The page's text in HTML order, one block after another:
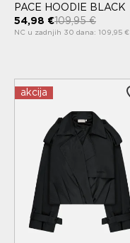
PACE HOODIE BLACK
54,98 €109,95 €
NC u zadnjih 30 dana: 109,95 €
akcija